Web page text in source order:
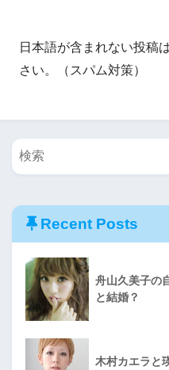
日本語が含まれない投稿
さい。（スパム対策）
Recent Posts
舟山久美子の
と結婚？
木村カエラと